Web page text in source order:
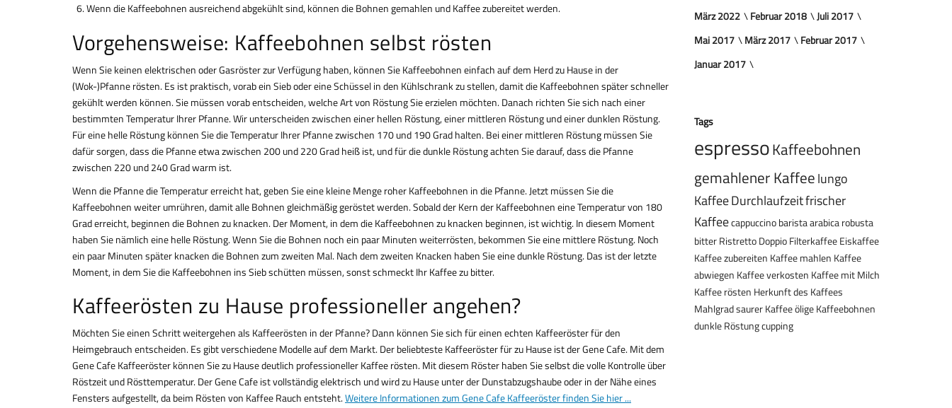
Wenn die Kaffeebohnen ausreichend abgekühlt sind, können die Bohnen gemahlen und Kaffee zubereitet werden.
Vorgehensweise: Kaffeebohnen selbst rösten
Wenn Sie keinen elektrischen oder Gasröster zur Verfügung haben, können Sie Kaffeebohnen einfach auf dem Herd zu Hause in der
(Wok-)Pfanne rösten. Es ist praktisch, vorab ein Sieb oder eine Schüssel in den Kühlschrank zu stellen, damit die Kaffeebohnen später schneller
gekühlt werden können. Sie müssen vorab entscheiden, welche Art von Röstung Sie erzielen möchten. Danach richten Sie sich nach einer
bestimmten Temperatur Ihrer Pfanne. Wir unterscheiden zwischen einer hellen Röstung, einer mittleren Röstung und einer dunklen Röstung.
Für eine helle Röstung können Sie die Temperatur Ihrer Pfanne zwischen 170 und 190 Grad halten. Bei einer mittleren Röstung müssen Sie
dafür sorgen, dass die Pfanne etwa zwischen 200 und 220 Grad heiß ist, und für die dunkle Röstung achten Sie darauf, dass die Pfanne
zwischen 220 und 240 Grad warm ist.
Wenn die Pfanne die Temperatur erreicht hat, geben Sie eine kleine Menge roher Kaffeebohnen in die Pfanne. Jetzt müssen Sie die
Kaffeebohnen weiter umrühren, damit alle Bohnen gleichmäßig geröstet werden. Sobald der Kern der Kaffeebohnen eine Temperatur von 180
Grad erreicht, beginnen die Bohnen zu knacken. Der Moment, in dem die Kaffeebohnen zu knacken beginnen, ist wichtig. In diesem Moment
haben Sie nämlich eine helle Röstung. Wenn Sie die Bohnen noch ein paar Minuten weiterrösten, bekommen Sie eine mittlere Röstung. Noch
ein paar Minuten später knacken die Bohnen zum zweiten Mal. Nach dem zweiten Knacken haben Sie eine dunkle Röstung. Das ist der letzte
Moment, in dem Sie die Kaffeebohnen ins Sieb schütten müssen, sonst schmeckt Ihr Kaffee zu bitter.
Kaffeerösten zu Hause professioneller angehen?
Möchten Sie einen Schritt weitergehen als Kaffeerösten in der Pfanne? Dann können Sie sich für einen echten Kaffeeröster für den
Heimgebrauch entscheiden. Es gibt verschiedene Modelle auf dem Markt. Der beliebteste Kaffeeröster für zu Hause ist der Gene Cafe. Mit dem
Gene Cafe Kaffeeröster können Sie zu Hause deutlich professioneller Kaffee rösten. Mit diesem Röster haben Sie selbst die volle Kontrolle über
Röstzeit und Rösttemperatur. Der Gene Cafe ist vollständig elektrisch und wird zu Hause unter der Dunstabzugshaube oder in der Nähe eines
Fensters aufgestellt, da beim Rösten von Kaffee Rauch entsteht.Weitere Informationen zum Gene Cafe Kaffeeröster finden Sie hier ...
März 2022
Februar 2018
Juli 2017
Mai 2017
März 2017
Februar 2017
Januar 2017
Tags
espressoKaffeebohnen
gemahlener Kaffeelungo
KaffeeDurchlaufzeitfrischer
Kaffeecappuccino baristaarabica robusta
bitter Ristretto Doppio Filterkaffee Eiskaffee
Kaffee zubereiten Kaffee mahlen Kaffee
abwiegen Kaffee verkosten Kaffee mit Milch
Kaffee rösten Herkunft des Kaffees
Mahlgradsaurer Kaffeeölige Kaffeebohnen
dunkle Röstungcupping